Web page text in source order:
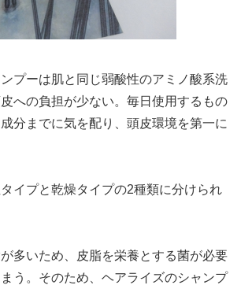
プーは肌と同じ弱酸性のアミノ酸系洗
への負担が少ない。毎日使用するもの
分までに気を配り、頭皮環境を第一に
イプと乾燥タイプの2種類に分けられ
多いため、皮脂を栄養とする菌が必要
う。そのため、ヘアライズのシャンプ